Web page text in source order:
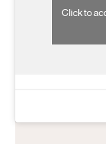
Click to